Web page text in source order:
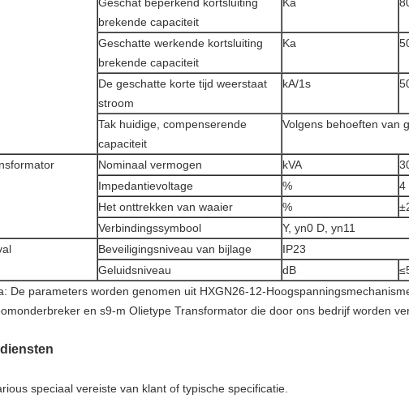
brekende capaciteit
Geschatte werkende kortsluiting
brekende capaciteit
Ka
De geschatte korte tijd weerstaat
stroom
kA/1s
Tak huidige, compenserende
capaciteit
Volgens behoeften van
Nominaal vermogen kVA
Impedantievoltage
%
4
Het onttrekken van waaier
%
Verbindingssymbool
Y, yn0 D, yn11
Beveiligingsniveau van bijlage
IP23
Geluidsniveau
dB
De parameters worden genomen uit HXGN26-12-
en s9-m Olietype Transformator die door ons bedrijf worden
speciaal vereiste van klant of typische specificatie.